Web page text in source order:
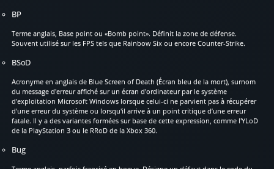
BP
Terme anglais, Base point ou «Bomb point». Définit la zone de défense.
Souvent utilisé sur les FPS tels que Rainbow Six ou encore Counter-Strike.
BSoD
Acronyme en anglais de Blue Screen of Death (Écran bleu de la mort), surnom
du message d'erreur affiché sur un écran d'ordinateur par le système
d'exploitation Microsoft Windows lorsque celui-ci ne parvient pas à récupérer
d'une erreur du système ou lorsqu'il arrive à un point critique d’une erreur
fatale. Il y a des variantes formées sur base de cette expression, comme l'YLoD
de la PlayStation 3 ou le RRoD de la Xbox 360.
Bug